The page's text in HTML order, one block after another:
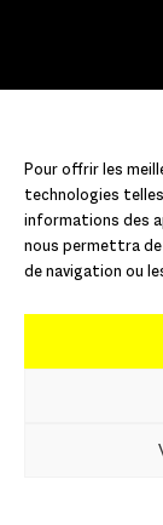
Pour offrir les
technologies
informations des
nous permettra
de navigation ou